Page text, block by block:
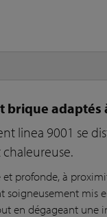
brique
linea 9001 se
profonde, à
soigneusement mis
en dégageant une